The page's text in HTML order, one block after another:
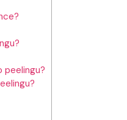
peelingu?